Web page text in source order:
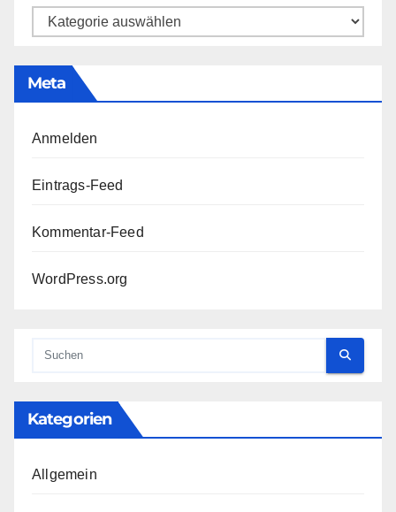
Kategorien
Meta
Anmelden
Eintrags-Feed
Kommentar-Feed
WordPress.org
Kategorien
Allgemein